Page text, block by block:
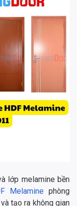
lớp melamine bền
Melamine phòng
tạo ra không gian